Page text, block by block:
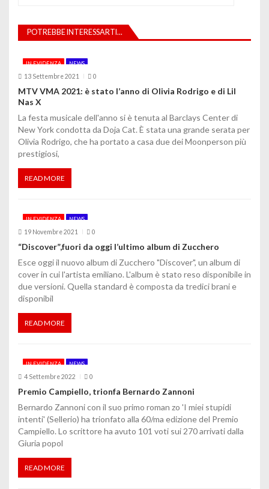
i
o
n
e
a
r
t
i
c
o
l
i
POTREBBE INTERESSARTI...
IN EVIDENZA NEWS
13 Settembre 2021 0
MTV VMA 2021: è stato l’anno di Olivia Rodrigo e di Lil
Nas X
La festa musicale dell'anno si è tenuta al Barclays Center di
New York condotta da Doja Cat. È stata una grande serata per
Olivia Rodrigo, che ha portato a casa due dei Moonperson più
prestigiosi,
READ MORE
IN EVIDENZA NEWS
19 Novembre 2021 0
“Discover”,fuori da oggi l’ultimo album di Zucchero
Esce oggi il nuovo album di Zucchero "Discover", un album di
cover in cui l'artista emiliano. L'album è stato reso disponibile in
due versioni. Quella standard è composta da tredici brani e
disponibil
READ MORE
IN EVIDENZA NEWS
4 Settembre 2022 0
Premio Campiello, trionfa Bernardo Zannoni
Bernardo Zannoni con il suo primo roman zo 'I miei stupidi
intenti' (Sellerio) ha trionfato alla 60/ma edizione del Premio
Campiello. Lo scrittore ha avuto 101 voti sui 270 arrivati dalla
Giuria popol
READ MORE